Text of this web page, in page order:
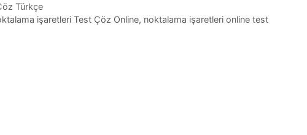
Türkçe
işaretleri Test Çöz Online, noktalama işaretleri online test